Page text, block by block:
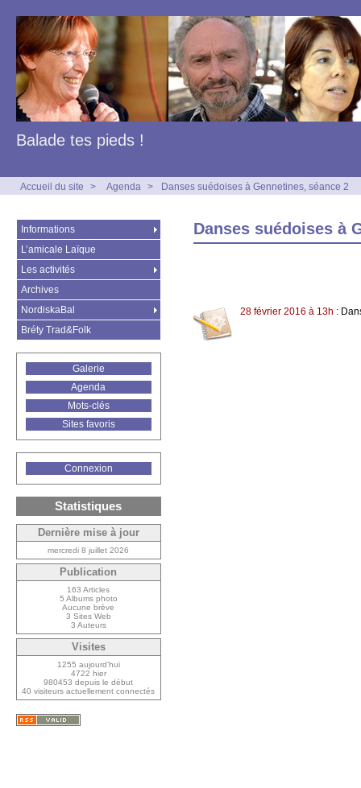
Balade tes pieds !
Accueil du site > Agenda > Danses suédoises à Gennetines, séance 2
Danses suédoises à
28 février 2016 à 13h :
Informations
L’amicale Laïque
Les activités
Archives
NordiskaBal
Bréty Trad&Folk
Galerie
Agenda
Mots-clés
Sites favoris
Connexion
Statistiques
Dernière mise à jour
mercredi 8 juillet 2026
Publication
163 Articles
5 Albums photo
Aucune brève
3 Sites Web
3 Auteurs
Visites
1255 aujourd’hui
4722 hier
980453 depuis le début
40 visiteurs actuellement connectés